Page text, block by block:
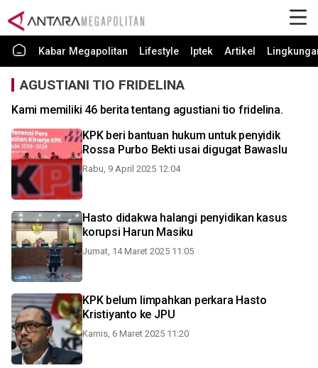
Kabar Megapolitan Lifestyle Iptek Artikel
AGUSTIANI TIO FRIDELINA
Kami memiliki 46 berita tentang agustiani tio fridelina.
KPK beri bantuan hukum untuk penyidik
Rossa Purbo Bekti usai digugat Bawaslu
Rabu, 9 April 2025 12:04
Hasto didakwa halangi penyidikan kasus
korupsi Harun Masiku
Jumat, 14 Maret 2025 11:05
KPK belum limpahkan perkara Hasto
Kristiyanto ke JPU
Kamis, 6 Maret 2025 11:20